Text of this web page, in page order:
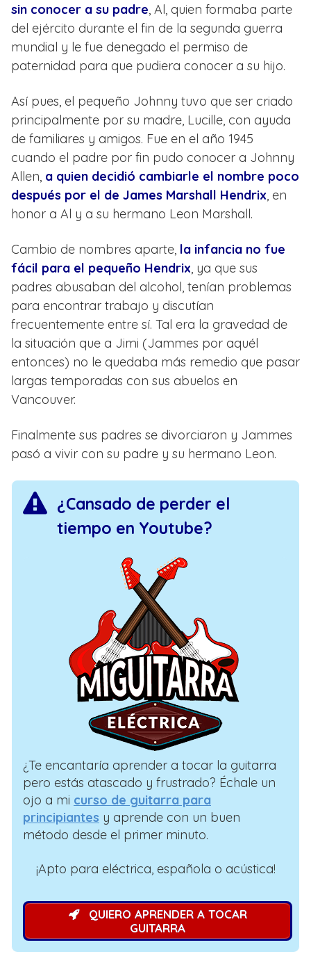
sin conocer a su padre, Al, quien formaba parte
del ejército durante el fin de la segunda guerra
mundial y le fue denegado el permiso de
paternidad para que pudiera conocer a su hijo.
Así pues, el pequeño Johnny tuvo que ser criado
principalmente por su madre, Lucille, con ayuda
de familiares y amigos. Fue en el año 1945
cuando el padre por fin pudo conocer a Johnny
Allen, a quien decidió cambiarle el nombre poco
después por el de James Marshall Hendrix, en
honor a Al y a su hermano Leon Marshall.
Cambio de nombres aparte, la infancia no fue
fácil para el pequeño Hendrix, ya que sus
padres abusaban del alcohol, tenían problemas
para encontrar trabajo y discutían
frecuentemente entre sí. Tal era la gravedad de
la situación que a Jimi (Jammes por aquél
entonces) no le quedaba más remedio que pasar
largas temporadas con sus abuelos en
Vancouver.
Finalmente sus padres se divorciaron y Jammes
pasó a vivir con su padre y su hermano Leon.
¿Cansado de perder el
tiempo en Youtube?
¿Te encantaría aprender a tocar la guitarra
pero estás atascado y frustrado? Échale un
ojo a mi curso de guitarra para
principiantes y aprende con un buen
método desde el primer minuto.
¡Apto para eléctrica, española o acústica!
QUIERO APRENDER A TOCAR
GUITARRA